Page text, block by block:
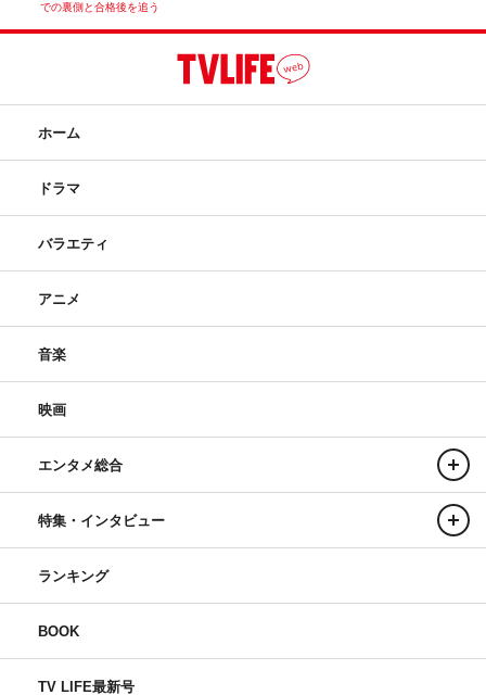
での裏側と合格後を追う
ホーム
ドラマ
バラエティ
アニメ
音楽
映画
エンタメ総合
特集・インタビュー
ランキング
BOOK
TV LIFE最新号